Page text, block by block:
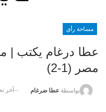
مساحة رأي
عطا درغام يكتب |
مصر (1-2)
بواسطة عطا ضرغام آخر